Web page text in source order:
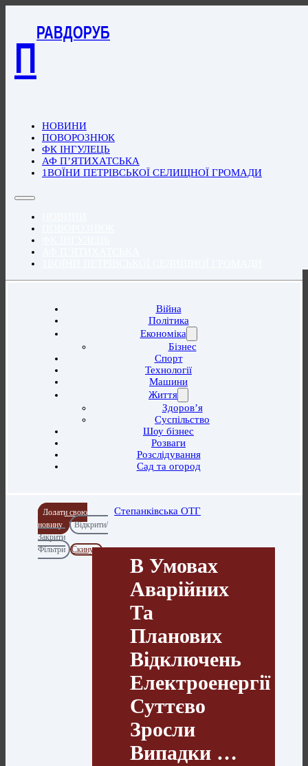
П
РАВДОРУБ
НОВИНИ
ПОВОРОЗНЮК
ФК ІНГУЛЕЦЬ
АФ П’ЯТИХАТСЬКА
1ВОЇНИ ПЕТРІВСЬКОЇ СЕЛИЩНОЇ ГРОМАДИ
Війна
Політика
Економіка
Бізнес
Спорт
Технології
Машини
Життя
Здоров’я
Суспільство
Шоу бізнес
Розваги
Розслідування
Сад та огород
Додати свою
новину
Відкрити/
Закрити
Фільтри
Скинути
Степанківська ОТГ
В Умовах
Аварійних
Та
Планових
Відключень
Електроенергії
Суттєво
Зросли
Випадки …